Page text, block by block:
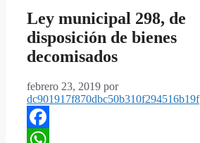
Ley municipal 298, de
disposición de bienes
decomisados
febrero 23, 2019 por
dc901917f870dbc50b310f294516b19f
Facebook